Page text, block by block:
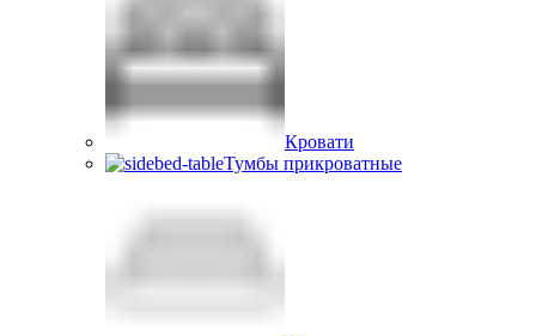
Кровати
Тумбы прикроватные